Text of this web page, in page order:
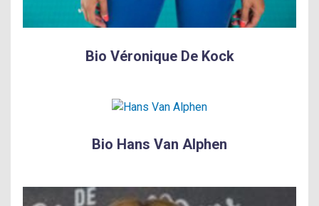
Bio Véronique De Kock
Bio Hans Van Alphen